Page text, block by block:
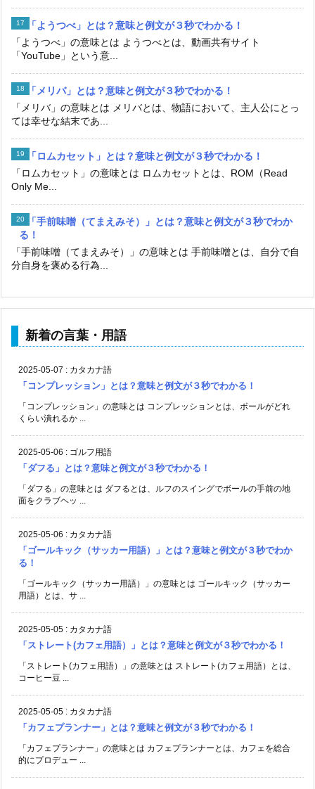
「ようつべ」とは？意味と例文が３秒でわかる！
「ようつべ」の意味とは ようつべとは、動画共有サイト
「YouTube」という意...
「メリバ」とは？意味と例文が３秒でわかる！
「メリバ」の意味とは メリバとは、物語において、主人公にとっ
ては幸せな結末であ...
「ロムカセット」とは？意味と例文が３秒でわかる！
「ロムカセット」の意味とは ロムカセットとは、ROM（Read
Only Me...
「手前味噌（てまえみそ）」とは？意味と例文が３秒でわか
る！
「手前味噌（てまえみそ）」の意味とは 手前味噌とは、自分で自
分自身を褒める行為...
新着の言葉・用語
2025-05-07 : カタカナ語
「コンプレッション」とは？意味と例文が３秒でわかる！
「コンプレッション」の意味とは コンプレッションとは、ボールがどれ
くらい潰れるか ...
2025-05-06 : ゴルフ用語
「ダフる」とは？意味と例文が３秒でわかる！
「ダフる」の意味とは ダフるとは、ルフのスイングでボールの手前の地
面をクラブヘッ ...
2025-05-06 : カタカナ語
「ゴールキック（サッカー用語）」とは？意味と例文が３秒でわか
る！
「ゴールキック（サッカー用語）」の意味とは ゴールキック（サッカー
用語）とは、サ ...
2025-05-05 : カタカナ語
「ストレート(カフェ用語）」とは？意味と例文が３秒でわかる！
「ストレート(カフェ用語）」の意味とは ストレート(カフェ用語）とは、
コーヒー豆 ...
2025-05-05 : カタカナ語
「カフェプランナー」とは？意味と例文が３秒でわかる！
「カフェプランナー」の意味とは カフェプランナーとは、カフェを総合
的にプロデュー ...